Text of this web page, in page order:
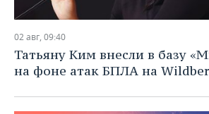
02 авг, 09:40
Татьяну Ким внесли в базу
на фоне атак БПЛА на